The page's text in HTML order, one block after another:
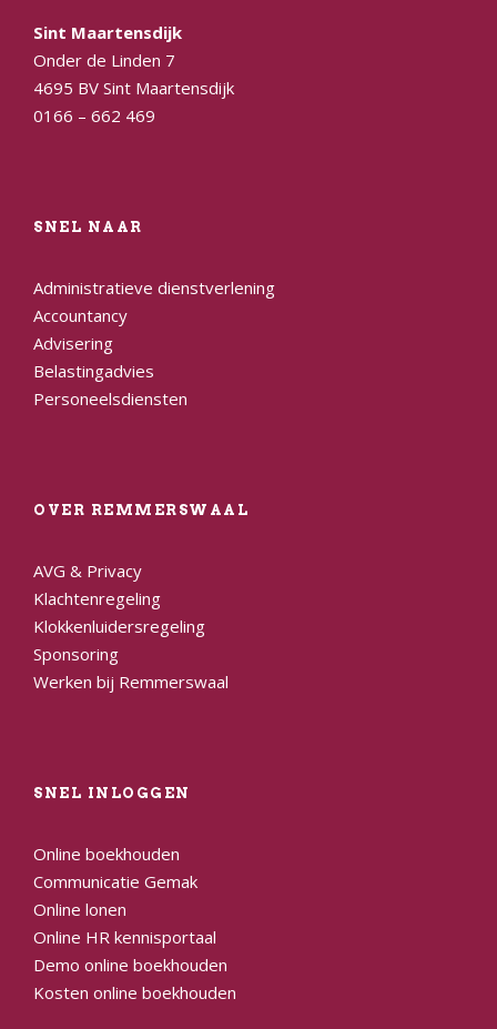
Sint Maartensdijk
Onder de Linden 7
4695 BV Sint Maartensdijk
0166 – 662 469
SNEL NAAR
Administratieve dienstverlening
Accountancy
Advisering
Belastingadvies
Personeelsdiensten
OVER REMMERSWAAL
AVG & Privacy
Klachtenregeling
Klokkenluidersregeling
Sponsoring
Werken bij Remmerswaal
SNEL INLOGGEN
Online boekhouden
Communicatie Gemak
Online lonen
Online HR kennisportaal
Demo online boekhouden
Kosten online boekhouden